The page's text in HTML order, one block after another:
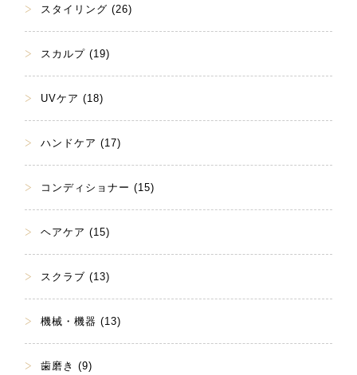
スタイリング (26)
スカルプ (19)
UVケア (18)
ハンドケア (17)
コンディショナー (15)
ヘアケア (15)
スクラブ (13)
機械・機器 (13)
歯磨き (9)